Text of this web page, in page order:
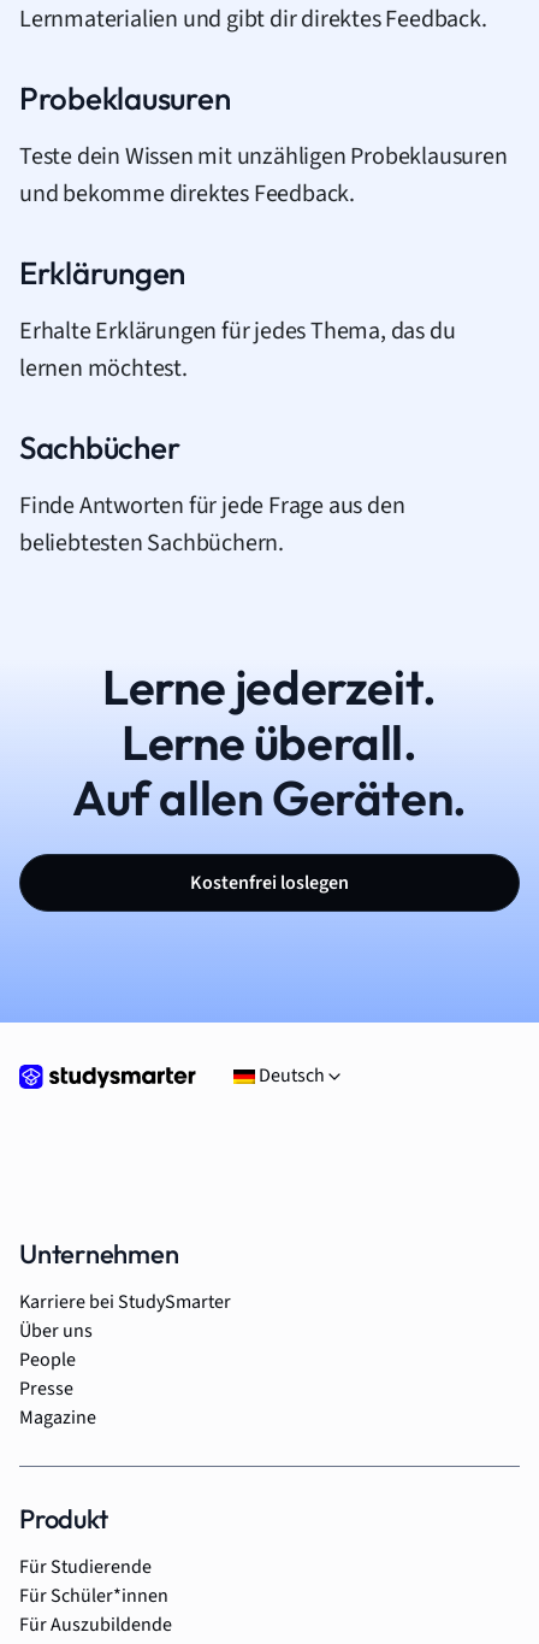
Lernmaterialien und gibt dir direktes Feedback.
Probeklausuren
Teste dein Wissen mit unzähligen Probeklausuren
und bekomme direktes Feedback.
Erklärungen
Erhalte Erklärungen für jedes Thema, das du
lernen möchtest.
Sachbücher
Finde Antworten für jede Frage aus den
beliebtesten Sachbüchern.
Lerne jederzeit.
Lerne überall.
Auf allen Geräten.
Kostenfrei loslegen
Deutsch
Unternehmen
Karriere bei StudySmarter
Über uns
People
Presse
Magazine
Produkt
Für Studierende
Für Schüler*innen
Für Auszubildende